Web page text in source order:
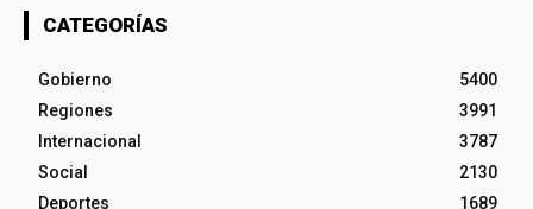
CATEGORÍAS
Gobierno
5400
Regiones
3991
Internacional
3787
Social
2130
Deportes
1689